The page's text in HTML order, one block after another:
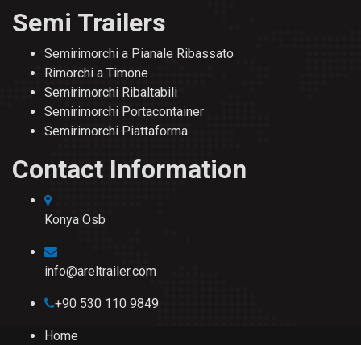
Semi Trailers
Semirimorchi a Pianale Ribassato
Rimorchi a Timone
Semirimorchi Ribaltabili
Semirimorchi Portacontainer
Semirimorchi Piattaforma
Contact Information
Konya Osb
info@areltrailer.com
+90 530 110 9849
Home